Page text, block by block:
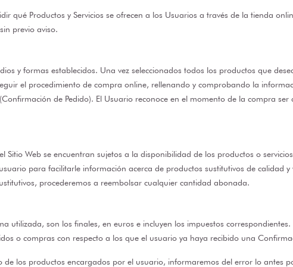
qué Productos y Servicios se ofrecen a los Usuarios a través de la tienda
previo aviso.
y formas establecidos. Una vez seleccionados todos los productos que
el procedimiento de compra online, rellenando y comprobando la
de Pedido). El Usuario reconoce en el momento de la compra
Sitio Web se encuentran sujetos a la disponibilidad de los productos o
para facilitarle información acerca de productos sustitutivos de calidad
procederemos a reembolsar cualquier cantidad abonada.
utilizada, son los finales, en euros e incluyen los impuestos
o compras con respecto a los que el usuario ya haya recibido una
de los productos encargados por el usuario, informaremos del error lo antes